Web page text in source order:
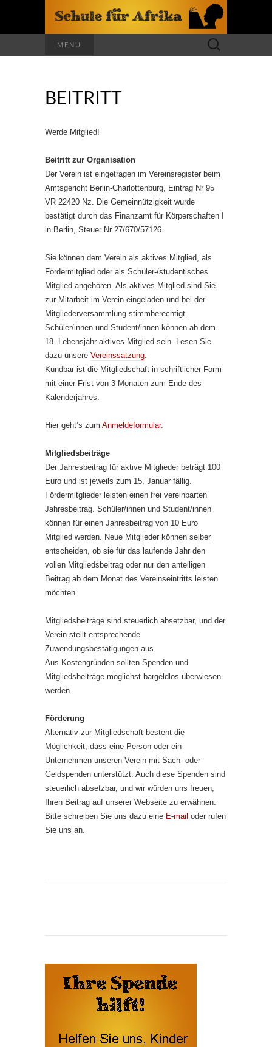
MENU
Suchen
nach:
BEITRITT
Werde Mitglied!
Beitritt zur Organisation
Der Verein ist eingetragen im Vereinsregister beim
Amtsgericht Berlin-Charlottenburg, Eintrag Nr 95
VR 22420 Nz. Die Gemeinnützigkeit wurde
bestätigt durch das Finanzamt für Körperschaften I
in Berlin, Steuer Nr 27/670/57126.
Sie können dem Verein als aktives Mitglied, als
Fördermitglied oder als Schüler-/studentisches
Mitglied angehören. Als aktives Mitglied sind Sie
zur Mitarbeit im Verein eingeladen und bei der
Mitgliederversammlung stimmberechtigt.
Schüler/innen und Student/innen können ab dem
18. Lebensjahr aktives Mitglied sein. Lesen Sie
dazu unsere Vereinssatzung.
Kündbar ist die Mitgliedschaft in schriftlicher Form
mit einer Frist von 3 Monaten zum Ende des
Kalenderjahres.
Hier geht’s zum Anmeldeformular.
Mitgliedsbeiträge
Der Jahresbeitrag für aktive Mitglieder beträgt 100
Euro und ist jeweils zum 15. Januar fällig.
Fördermitglieder leisten einen frei vereinbarten
Jahresbeitrag. Schüler/innen und Student/innen
können für einen Jahresbeitrag von 10 Euro
Mitglied werden. Neue Mitglieder können selber
entscheiden, ob sie für das laufende Jahr den
vollen Mitgliedsbeitrag oder nur den anteiligen
Beitrag ab dem Monat des Vereinseintritts leisten
möchten.
Mitgliedsbeiträge sind steuerlich absetzbar, und der
Verein stellt entsprechende
Zuwendungsbestätigungen aus.
Aus Kostengründen sollten Spenden und
Mitgliedsbeiträge möglichst bargeldlos überwiesen
werden.
Förderung
Alternativ zur Mitgliedschaft besteht die
Möglichkeit, dass eine Person oder ein
Unternehmen unseren Verein mit Sach- oder
Geldspenden unterstützt. Auch diese Spenden sind
steuerlich absetzbar, und wir würden uns freuen,
Ihren Beitrag auf unserer Webseite zu erwähnen.
Bitte schreiben Sie uns dazu eine E-mail oder rufen
Sie uns an.